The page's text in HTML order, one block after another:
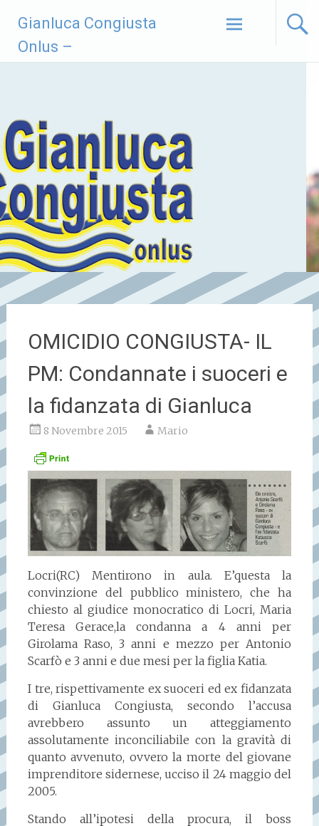
contenuto
Gianluca Congiusta
Onlus –
OMICIDIO CONGIUSTA- IL
PM: Condannate i suoceri e
la fidanzata di Gianluca
8 Novembre 2015 Mario
Locri(RC) Mentirono in aula. E’questa la
convinzione del pubblico ministero, che ha
chiesto al giudice monocratico di Locri, Maria
Teresa Gerace,la condanna a 4 anni per
Girolama Raso, 3 anni e mezzo per Antonio
Scarfò e 3 anni e due mesi per la figlia Katia.
I tre, rispettivamente ex suoceri ed ex fidanzata
di Gianluca Congiusta, secondo l’accusa
avrebbero assunto un atteggiamento
assolutamente inconciliabile con la gravità di
quanto avvenuto, ovvero la morte del giovane
imprenditore sidernese, ucciso il 24 maggio del
2005.
Stando all’ipotesi della procura, il boss